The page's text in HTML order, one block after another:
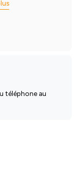
téléphone au